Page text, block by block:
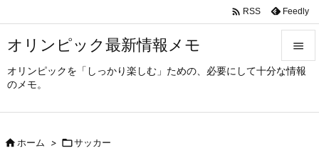
オリンピック最新情報メモ
オリンピックを「しっかり楽しむ」ための、必要にして十分な情報
のメモ。



 RSS Feedly
ホーム > サッカー